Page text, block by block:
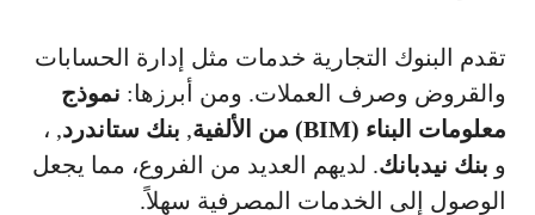
تقدم البنوك التجارية خدمات مثل إدارة الحسابات
والقروض وصرف العملات. ومن أبرزها: نموذج
معلومات البناء (BIM) من الألفية
, بنك ستاندرد, ،
و بنك نيدبانك. لديهم العديد من الفروع، مما يجعل
الوصول إلى الخدمات المصرفية سهلاً.